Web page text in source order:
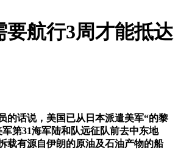
要航行3周才能抵达
话说，美国已从日本派遣美军“的黎
第31海军陆和队远征队前去中东地
载有源自伊朗的原油及石油产物的船